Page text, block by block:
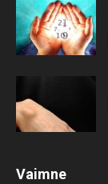
Vaimne